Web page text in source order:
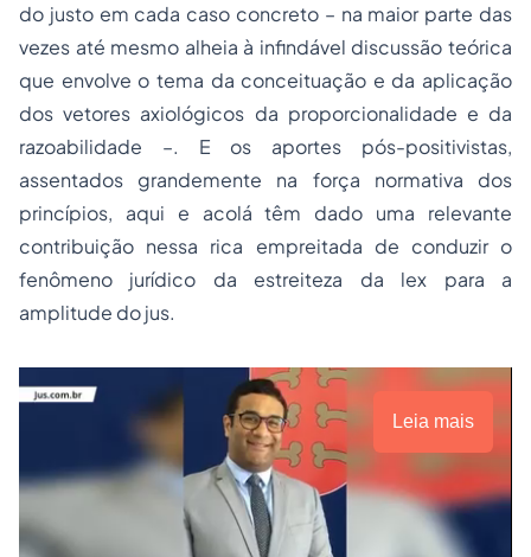
do justo em cada caso concreto – na maior parte das
vezes até mesmo alheia à infindável discussão teórica
que envolve o tema da conceituação e da aplicação
dos vetores axiológicos da proporcionalidade e da
razoabilidade –. E os aportes pós-positivistas,
assentados grandemente na força normativa dos
princípios, aqui e acolá têm dado uma relevante
contribuição nessa rica empreitada de conduzir o
fenômeno jurídico da estreiteza da lex para a
amplitude do jus.
Leia mais